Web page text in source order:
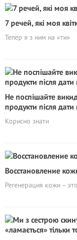
7 речей, які моя
Тепер я з ним на «ти»
Не поспішайте
продукти після дати
Корисно знати
Восстановление
Регенерация кожи –